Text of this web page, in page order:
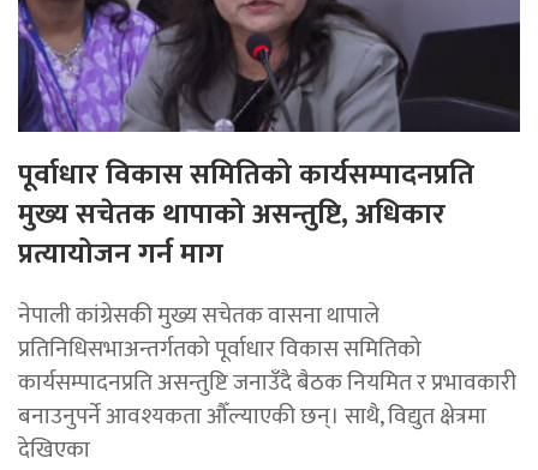
पूर्वाधार विकास समितिको कार्यसम्पादनप्रति
मुख्य सचेतक थापाको असन्तुष्टि, अधिकार
प्रत्यायोजन गर्न माग
नेपाली कांग्रेसकी मुख्य सचेतक वासना थापाले
प्रतिनिधिसभाअन्तर्गतको पूर्वाधार विकास समितिको
कार्यसम्पादनप्रति असन्तुष्टि जनाउँदै बैठक नियमित र प्रभावकारी
बनाउनुपर्ने आवश्यकता औँल्याएकी छन्। साथै, विद्युत क्षेत्रमा
देखिएका